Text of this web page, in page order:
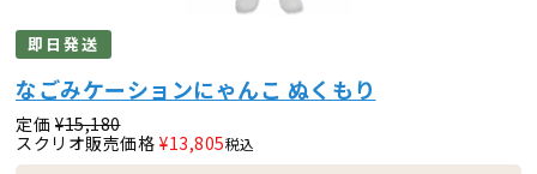
即日発送
なごみケーションにゃんこ ぬくもり
定価 ¥15,180
スクリオ販売価格 ¥13,805税込